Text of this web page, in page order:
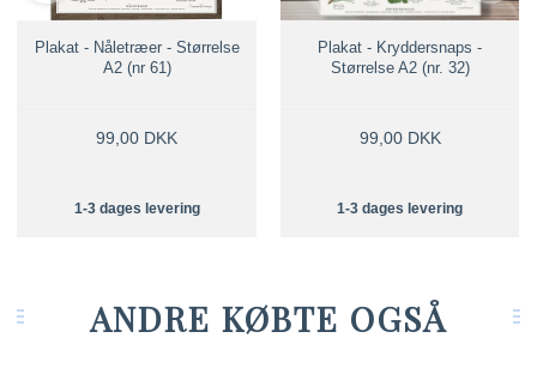
Plakat - Nåletræer - Størrelse
A2 (nr 61)
99,00 DKK
1-3 dages levering
Plakat - Kryddersnaps -
Størrelse A2 (nr. 32)
99,00 DKK
1-3 dages levering
ANDRE KØBTE OGSÅ